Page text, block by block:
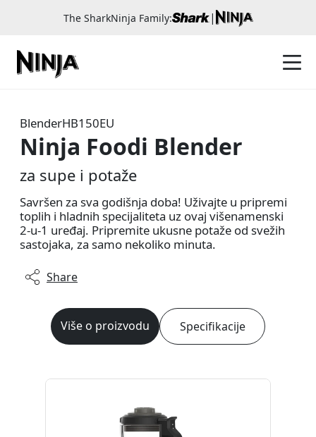
The SharkNinja Family: |
BlenderHB150EU
Ninja Foodi Blender
za supe i potaže
Savršen za sva godišnja doba! Uživajte u pripremi
toplih i hladnih specijaliteta uz ovaj višenamenski
2-u-1 uređaj. Pripremite ukusne potaže od svežih
sastojaka, za samo nekoliko minuta.
Share
Više o proizvodu Specifikacije